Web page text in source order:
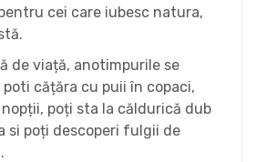
cei care iubesc natura,
de viață, anotimpurile se
cățăra cu puii în copaci,
poți sta la căldurică dub
si poți descoperi fulgii de